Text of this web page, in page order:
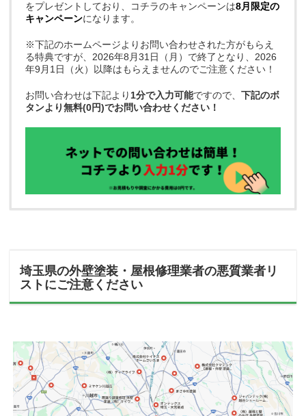
をプレゼントしており、コチラのキャンペーンは8月限定の
キャンペーンになります。
※下記のホームページよりお問い合わせされた方がもらえ
る特典ですが、2026年8月31日（月）で終了となり、2026
年9月1日（火）以降はもらえませんのでご注意ください！
お問い合わせは下記より 1分で入力可能ですので、下記のボ
タンより無料(0円)でお問い合わせください！
埼玉県の外壁塗装・屋根修理業者の悪質業者リ
ストにご注意ください